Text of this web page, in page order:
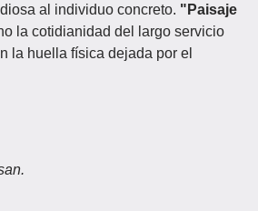
al individuo concreto. "Paisaje
la cotidianidad del largo servicio
la huella física dejada por el